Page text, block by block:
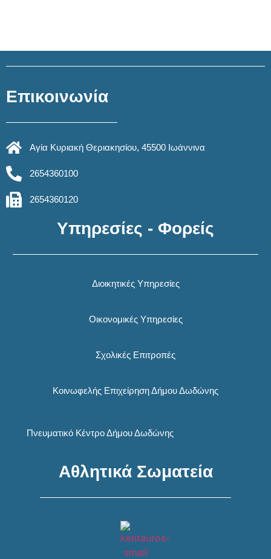
Επικοινωνία
Αγία Κυριακή Θεριακησίου, 45500 Ιωάννινα
2654360100
2654360120
Υπηρεσίες - Φορείς
Διοικητικές Υπηρεσίες
Οικονομικές Υπηρεσίες
Σχολικές Επιτροπές
Κοινωφελής Επιχείρηση Δήμου Δωδώνης
Πνευματικό Κέντρο Δήμου Δωδώνης
Αθλητικά Σωματεία